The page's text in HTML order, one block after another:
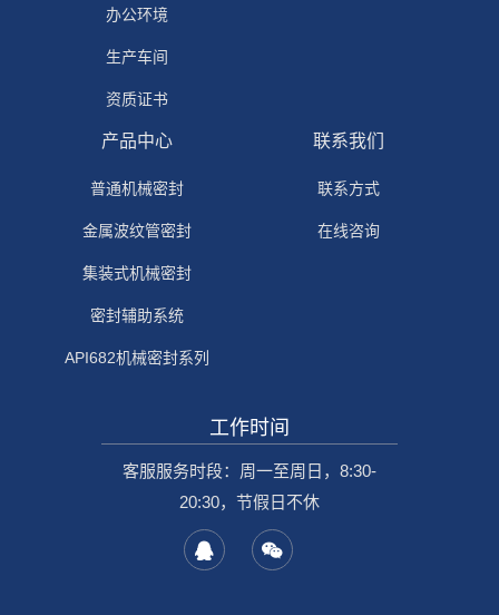
办公环境
生产车间
资质证书
产品中心
普通机械密封
金属波纹管密封
集装式机械密封
密封辅助系统
API682机械密封系列
联系我们
联系方式
在线咨询
工作时间
客服服务时段：周一至周日，8:30-
20:30，节假日不休